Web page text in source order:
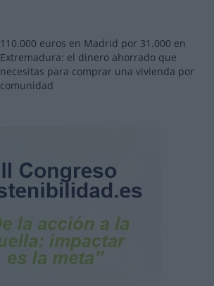
110.000 euros en Madrid por 31.000 en
Extremadura: el dinero ahorrado que
necesitas para comprar una vivienda por
comunidad